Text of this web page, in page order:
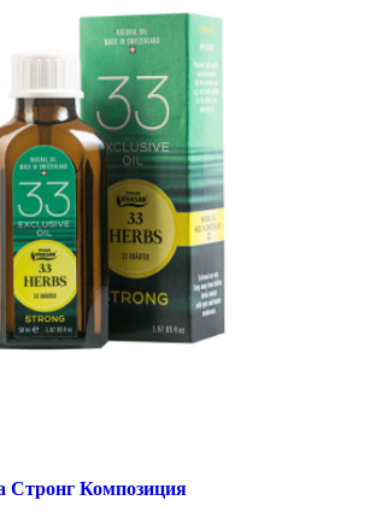
Стронг Композиция